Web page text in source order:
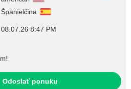
Španielčina
08.07.26 8:47 PM
Odoslať ponuku